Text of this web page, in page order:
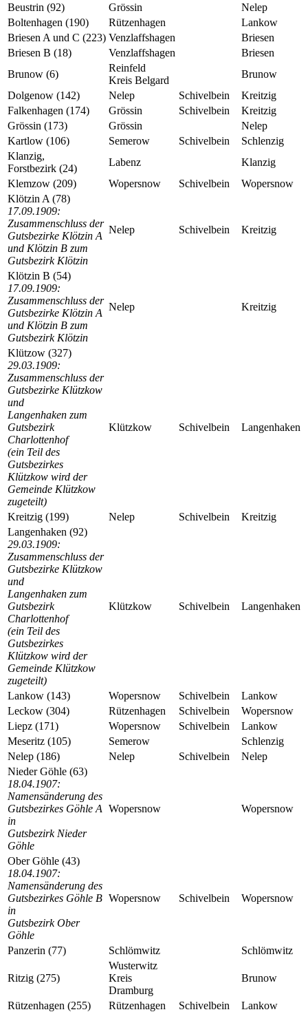
Beustrin (92)
Grössin
Nelep
Boltenhagen (190)
Rützenhagen
Lankow
Briesen A und C (223) Venzlaffshagen
Briesen
Briesen B (18)
Venzlaffshagen
Briesen
Brunow (6)
Reinfeld
Kreis Belgard
Brunow
Dolgenow (142)
Nelep Schivelbein
Kreitzig
Falkenhagen (174)
Grössin Schivelbein
Kreitzig
Grössin (173)
Grössin
Nelep
Kartlow (106)
Semerow Schivelbein
Schlenzig
Klanzig,
Forstbezirk (24)
Labenz
Klanzig
Klemzow (209)
Wopersnow Schivelbein
Wopersnow
Klötzin A (78)
17.09.1909:
Zusammenschluss der
Gutsbezirke Klötzin A
und Klötzin B zum
Gutsbezirk Klötzin
Nelep Schivelbein Kreitzig
Klötzin B (54)
17.09.1909:
Zusammenschluss der
Gutsbezirke Klötzin A
und Klötzin B zum
Gutsbezirk Klötzin
Nelep Kreitzig
Klützow (327)
29.03.1909:
Zusammenschluss der
Gutsbezirke Klützkow
und
Langenhaken zum
Gutsbezirk
Charlottenhof
(ein Teil des
Gutsbezirkes
Klützkow wird der
Gemeinde Klützkow
zugeteilt)
Klützkow Schivelbein Langenhaken
Kreitzig (199) Nelep Schivelbein
Kreitzig
Langenhaken (92)
29.03.1909:
Zusammenschluss der
Gutsbezirke Klützkow
und
Langenhaken zum
Gutsbezirk
Charlottenhof
(ein Teil des
Gutsbezirkes
Klützkow wird der
Gemeinde Klützkow
zugeteilt)
Klützkow Schivelbein Langenhaken
Lankow (143) Wopersnow Schivelbein
Lankow
Leckow (304)
Rützenhagen Schivelbein
Wopersnow
Liepz (171)
Wopersnow Schivelbein
Lankow
Meseritz (105)
Semerow
Schlenzig
Nelep (186)
Nelep Schivelbein
Nelep
Nieder Göhle (63)
18.04.1907:
Namensänderung des
Gutsbezirkes Göhle A
in
Gutsbezirk Nieder
Göhle
Wopersnow Wopersnow
Ober Göhle (43)
18.04.1907:
Namensänderung des
Gutsbezirkes Göhle B
in
Gutsbezirk Ober
Göhle
Wopersnow Schivelbein Wopersnow
Panzerin (77) Schlömwitz Schlömwitz
Ritzig (275)
Wusterwitz
Kreis
Dramburg
Brunow
Rützenhagen (255) Rützenhagen Schivelbein Lankow